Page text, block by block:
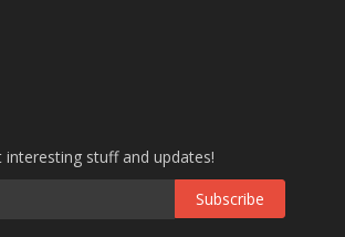
interesting stuff and updates!
Subscribe